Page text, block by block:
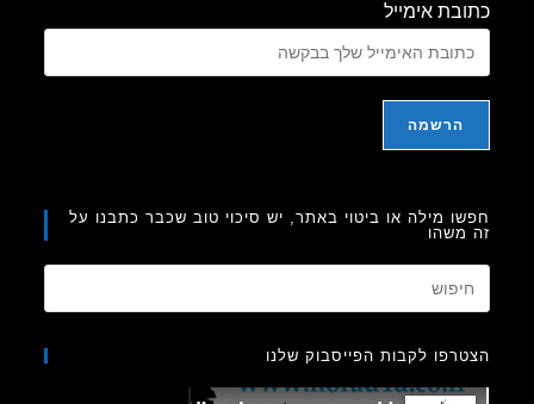
אימייל
מילה או ביטוי באתר, יש סיכוי טוב שכבר כתבנו על
Escape
לקבות הפייסבוק שלנו